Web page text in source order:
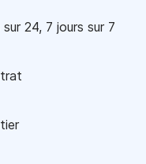
24, 7 jours sur 7